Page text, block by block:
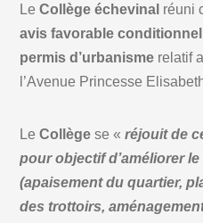
LeCollège échevinal réuni
avis favorable
permis d’urbanisme relatif
l’Avenue Princesse
Le Collège se «réjouit de
pour objectif d’améliorer
(apaisement du quartier,
des trottoirs,